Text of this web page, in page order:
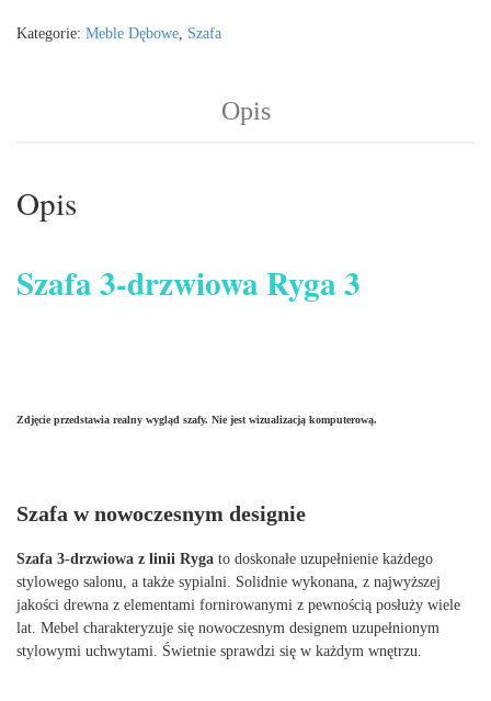
Kategorie: Meble Dębowe, Szafa
Opis
Opis
Szafa 3-drzwiowa Ryga 3
Zdjęcie przedstawia realny wygląd szafy. Nie jest wizualizacją komputerową.
Szafa w nowoczesnym designie
Szafa 3-drzwiowa z linii Ryga to doskonałe uzupełnienie każdego
stylowego salonu, a także sypialni. Solidnie wykonana, z najwyższej
jakości drewna z elementami fornirowanymi z pewnością posłuży wiele
lat. Mebel charakteryzuje się nowoczesnym designem uzupełnionym
stylowymi uchwytami. Świetnie sprawdzi się w każdym wnętrzu.